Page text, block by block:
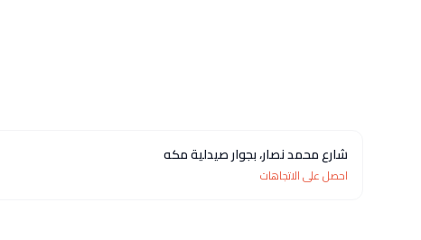
شارع محمد نصار، بجوار صيدلية مكه
احصل على الاتجاهات